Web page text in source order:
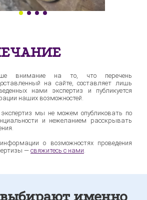
внимание на то, что перечень
на сайте, составляет лишь
нами экспертиз и публикуется
наших возможностей.
мы не можем опубликовать по
и нежеланием расскрывать
о возможностях проведения
— свяжитесь с нами
именно